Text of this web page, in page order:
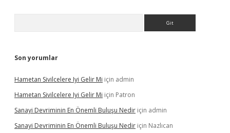
Son yorumlar
Hametan Sivilcelere Iyi Gelir Mi için admin
Hametan Sivilcelere Iyi Gelir Mi için Patron
Sanayi Devriminin En Önemli Buluşu Nedir için admin
Sanayi Devriminin En Önemli Buluşu Nedir için Nazlıcan